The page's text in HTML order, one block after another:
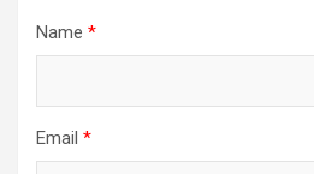
Name *
Email *